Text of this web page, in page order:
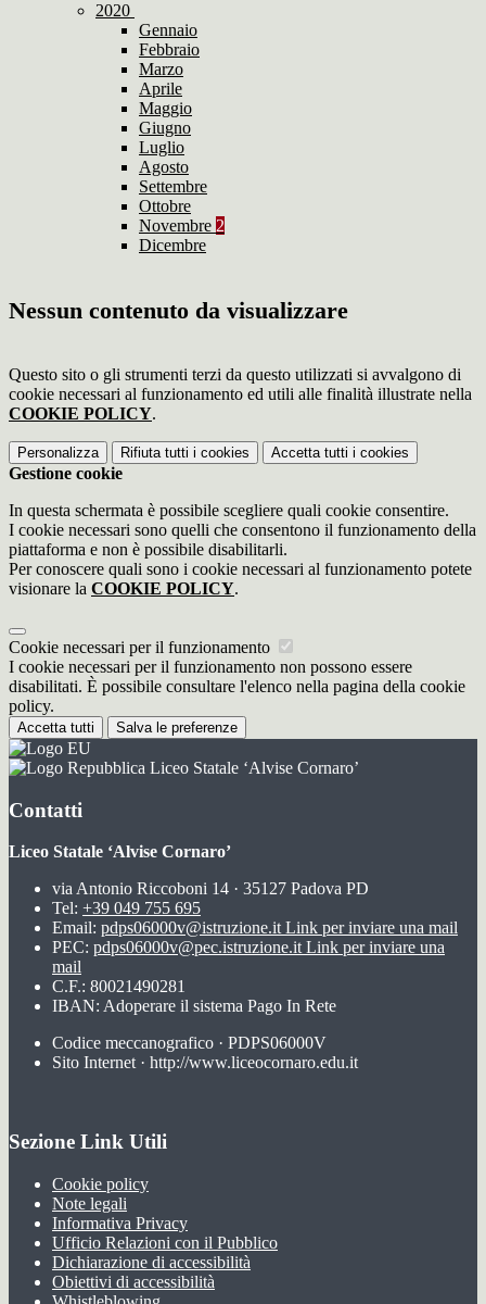
2020
Gennaio
Febbraio
Marzo
Aprile
Maggio
Giugno
Luglio
Agosto
Settembre
Ottobre
Novembre 2
Dicembre
Nessun contenuto da visualizzare
Questo sito o gli strumenti terzi da questo utilizzati si avvalgono di
cookie necessari al funzionamento ed utili alle finalità illustrate nella
COOKIE POLICY.
Personalizza Rifiuta tutti i cookies Accetta tutti i cookies
Gestione cookie
In questa schermata è possibile scegliere quali cookie consentire.
I cookie necessari sono quelli che consentono il funzionamento della
piattaforma e non è possibile disabilitarli.
Per conoscere quali sono i cookie necessari al funzionamento potete
visionare la COOKIE POLICY.
Cookie necessari per il funzionamento
I cookie necessari per il funzionamento non possono essere
disabilitati. È possibile consultare l'elenco nella pagina della cookie
policy.
Accetta tutti Salva le preferenze
Liceo Statale ‘Alvise Cornaro’
Contatti
Liceo Statale ‘Alvise Cornaro’
via Antonio Riccoboni 14 · 35127 Padova PD
Tel: +39 049 755 695
Email: pdps06000v@istruzione.it Link per inviare una mail
PEC: pdps06000v@pec.istruzione.it Link per inviare una
mail
C.F.: 80021490281
IBAN: Adoperare il sistema Pago In Rete
Codice meccanografico · PDPS06000V
Sito Internet · http://www.liceocornaro.edu.it
Sezione Link Utili
Cookie policy
Note legali
Informativa Privacy
Ufficio Relazioni con il Pubblico
Dichiarazione di accessibilità
Obiettivi di accessibilità